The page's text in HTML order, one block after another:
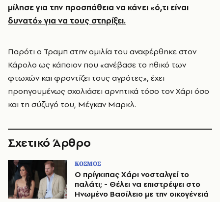
μίλησε για την προσπάθεια να κάνει «ό,τι είναι
δυνατό» για να τους στηρίξει.
Παρότι ο Τραμπ στην ομιλία του αναφέρθηκε στον
Κάρολο ως κάποιον που «ανέβασε το ηθικό των
φτωχών και φροντίζει τους αγρότες», έχει
προηγουμένως σχολιάσει αρνητικά τόσο τον Χάρι όσο
και τη σύζυγό του, Μέγκαν Μαρκλ.
Σχετικό Άρθρο
ΚΟΣΜΟΣ
Ο πρίγκιπας Χάρι νοσταλγεί το
παλάτι; - Θέλει να επιστρέψει στο
Ηνωμένο Βασίλειο με την οικογένειά